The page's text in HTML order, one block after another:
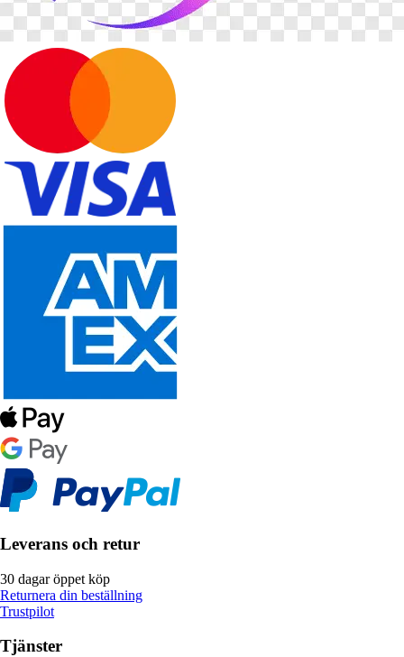
Leverans och retur
30 dagar öppet köp
Returnera din beställning
Trustpilot
Tjänster